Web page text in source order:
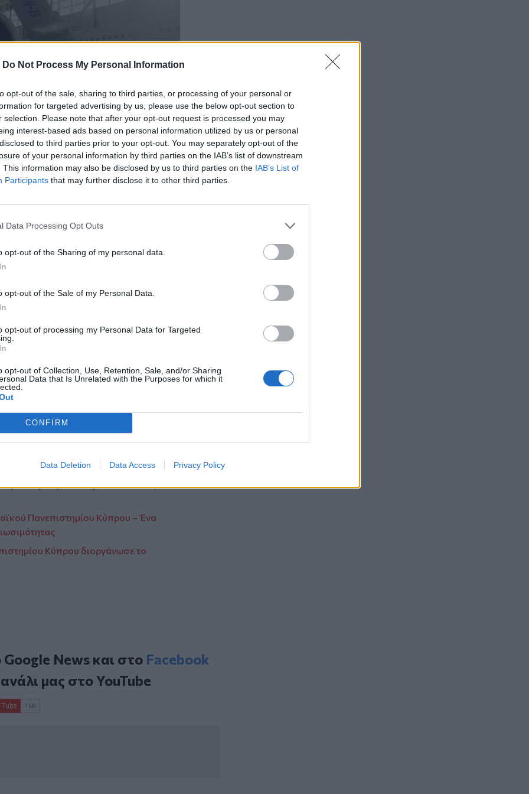
Do Not Process My Personal Information
opt-out of the sale, sharing to third parties, or processing of your personal or
for targeted advertising by us, please use the below opt-out section to
selection. Please note that after your opt-out request is processed you may
interest-based ads based on personal information utilized by us or personal
to third parties prior to your opt-out. You may separately opt-out of the
of your personal information by third parties on the IAB’s list of downstream
This information may also be disclosed by us to third parties on the IAB’s List of
Participants that may further disclose it to other third parties.
Data Processing Opt Outs
opt-out of the Sharing of my personal data.
opt-out of the Sale of my Personal Data.
opt-out of processing my Personal Data for Targeted
opt-out of Collection, Use, Retention, Sale, and/or Sharing
Data that Is Unrelated with the Purposes for which it
CONFIRM
Data Deletion Data Access Privacy Policy
με τη διεθνώς αναγνωρισμένη
Air Maintenance Training
μαθήματα, όσο και πρακτική
νέας Τεχνικής Βάσης της AEGEAN.
συμμετέχοντες αποκτούν το
(Part-66 Aircraft Maintenance
με επιστροφή του συνόλου ή
βάσει των ακαδημαϊκών
οι απόφοιτοι έχουν δυνατότητα
καθώς εντάσσονται στην ομάδα της
στην κορυφαία αεροπορική εταιρεία
προοπτικές εξέλιξης τόσο στην
μέσω της ειδικής
Μηχανικών Αεροσκαφών │
της AEGEAN και οι
έως και τις 4 Ιουλίου 2025.
τους αναλυτικούς όρους και τις
Υποτροφιών, οι υποψήφιοι
της
ή
έως Παρασκευή, 10:00 - 15:00).
Πανεπιστημίου Κύπρου – Ένα
Κύπρου διοργάνωσε το
Google Newsκαι στο Facebook
μας στοYouTube